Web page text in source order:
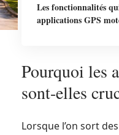
Les fonctionnalités
applications GPS
Pourquoi les
sont-elles
Lorsque l’on sort